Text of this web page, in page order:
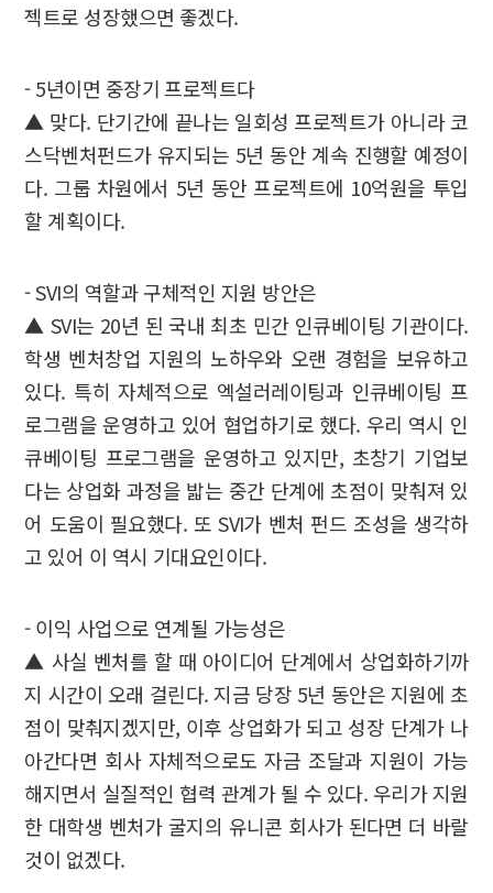
젝트로 성장했으면 좋겠다.
- 5년이면 중장기 프로젝트다
▲ 맞다. 단기간에 끝나는 일회성 프로젝트가 아니라 코
스닥벤처펀드가 유지되는 5년 동안 계속 진행할 예정이
다. 그룹 차원에서 5년 동안 프로젝트에 10억원을 투입
할 계획이다.
- SVI의 역할과 구체적인 지원 방안은
▲ SVI는 20년 된 국내 최초 민간 인큐베이팅 기관이다.
학생 벤처창업 지원의 노하우와 오랜 경험을 보유하고
있다. 특히 자체적으로 엑설러레이팅과 인큐베이팅 프
로그램을 운영하고 있어 협업하기로 했다. 우리 역시 인
큐베이팅 프로그램을 운영하고 있지만, 초창기 기업보
다는 상업화 과정을 밟는 중간 단계에 초점이 맞춰져 있
어 도움이 필요했다. 또 SVI가 벤처 펀드 조성을 생각하
고 있어 이 역시 기대요인이다.
- 이익 사업으로 연계될 가능성은
▲ 사실 벤처를 할 때 아이디어 단계에서 상업화하기까
지 시간이 오래 걸린다. 지금 당장 5년 동안은 지원에 초
점이 맞춰지겠지만, 이후 상업화가 되고 성장 단계가 나
아간다면 회사 자체적으로도 자금 조달과 지원이 가능
해지면서 실질적인 협력 관계가 될 수 있다. 우리가 지원
한 대학생 벤처가 굴지의 유니콘 회사가 된다면 더 바랄
것이 없겠다.